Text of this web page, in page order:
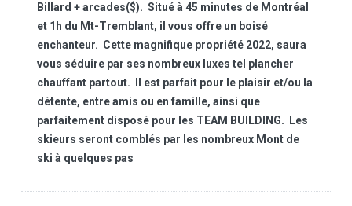
Billard + arcades($). Situé à 45 minutes de Montréal
et 1h du Mt-Tremblant, il vous offre un boisé
enchanteur. Cette magnifique propriété 2022, saura
vous séduire par ses nombreux luxes tel plancher
chauffant partout. Il est parfait pour le plaisir et/ou la
détente, entre amis ou en famille, ainsi que
parfaitement disposé pour les TEAM BUILDING. Les
skieurs seront comblés par les nombreux Mont de
ski à quelques pas